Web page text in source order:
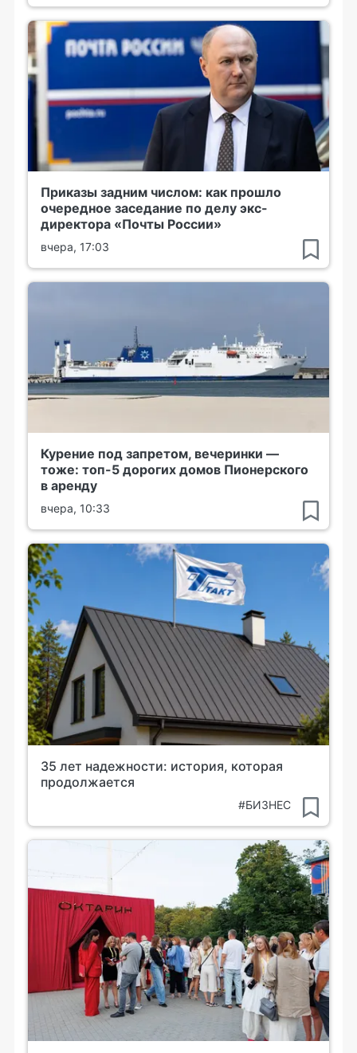
Приказы задним числом: как прошло
очередное заседание по делу экс-
директора «Почты России»
вчера, 17:03
Курение под запретом, вечеринки —
тоже: топ-5 дорогих домов Пионерского
в аренду
вчера, 10:33
35 лет надежности: история, которая
продолжается
#БИЗНЕС